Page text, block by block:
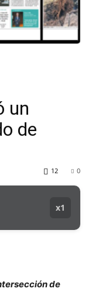
un
de
0
12
x1
de